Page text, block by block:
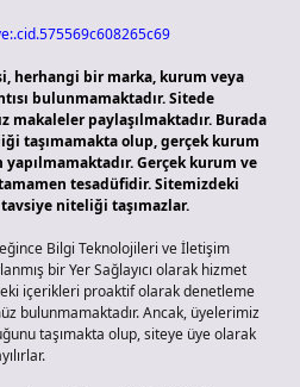
herhangi bir marka, kurum veya
bulunmamaktadır. Sitede
makaleler paylaşılmaktadır. Burada
taşımamakta olup, gerçek kurum
Gerçek kurum ve
tesadüfidir. Sitemizdeki
niteliği taşımazlar.
Bilgi Teknolojileri ve İletişim
bir Yer Sağlayıcı olarak hizmet
içerikleri proaktif olarak denetleme
bulunmamaktadır. Ancak, üyelerimiz
taşımakta olup, siteye üye olarak